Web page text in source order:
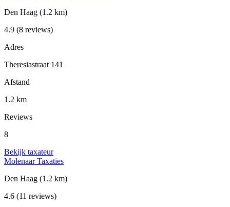
Den Haag (1.2 km)
4.9 (8 reviews)
Adres
Theresiastraat 141
Afstand
1.2 km
Reviews
8
Bekijk taxateur
Molenaar Taxaties
Den Haag (1.2 km)
4.6 (11 reviews)